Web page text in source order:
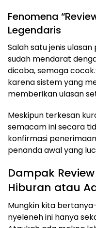
Fenomena
Legendaris
Salah satu jenis
sudah mendarat
dicoba, semoga
karena sistem yang
memberikan ulasan
Meskipun terkesan
semacam ini secara
konfirmasi
penanda awal yang
Dampak
Hiburan atau
Mungkin kita
nyeleneh ini hanya